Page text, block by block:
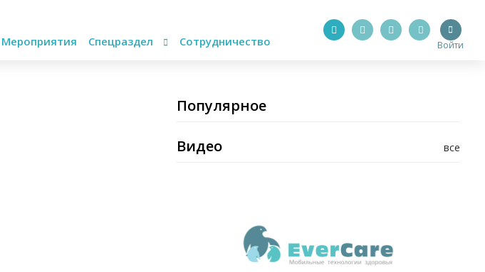
Мероприятия Спецраздел Сотрудничество Войти
Популярное
все
Видео